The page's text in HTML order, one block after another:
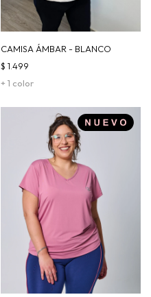
CAMISA ÁMBAR - BLANCO
+ 1 color
$ 1.499